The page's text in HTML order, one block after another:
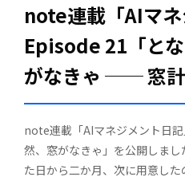
note連載「AIマネ
Episode 21「と
がなきゃ ── 窓
note連載「AIマネジメント日
然、窓がなきゃ」を公開しま
た日から二か月、次に用意し